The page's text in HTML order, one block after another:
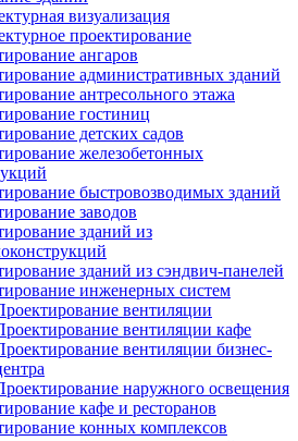
визуализация
проектирование
ангаров
административных зданий
антресольного этажа
гостиниц
детских садов
железобетонных
быстровозводимых зданий
заводов
зданий из
зданий из сэндвич-панелей
инженерных систем
вентиляции
вентиляции кафе
вентиляции бизнес-
наружного освещения
кафе и ресторанов
конных комплексов